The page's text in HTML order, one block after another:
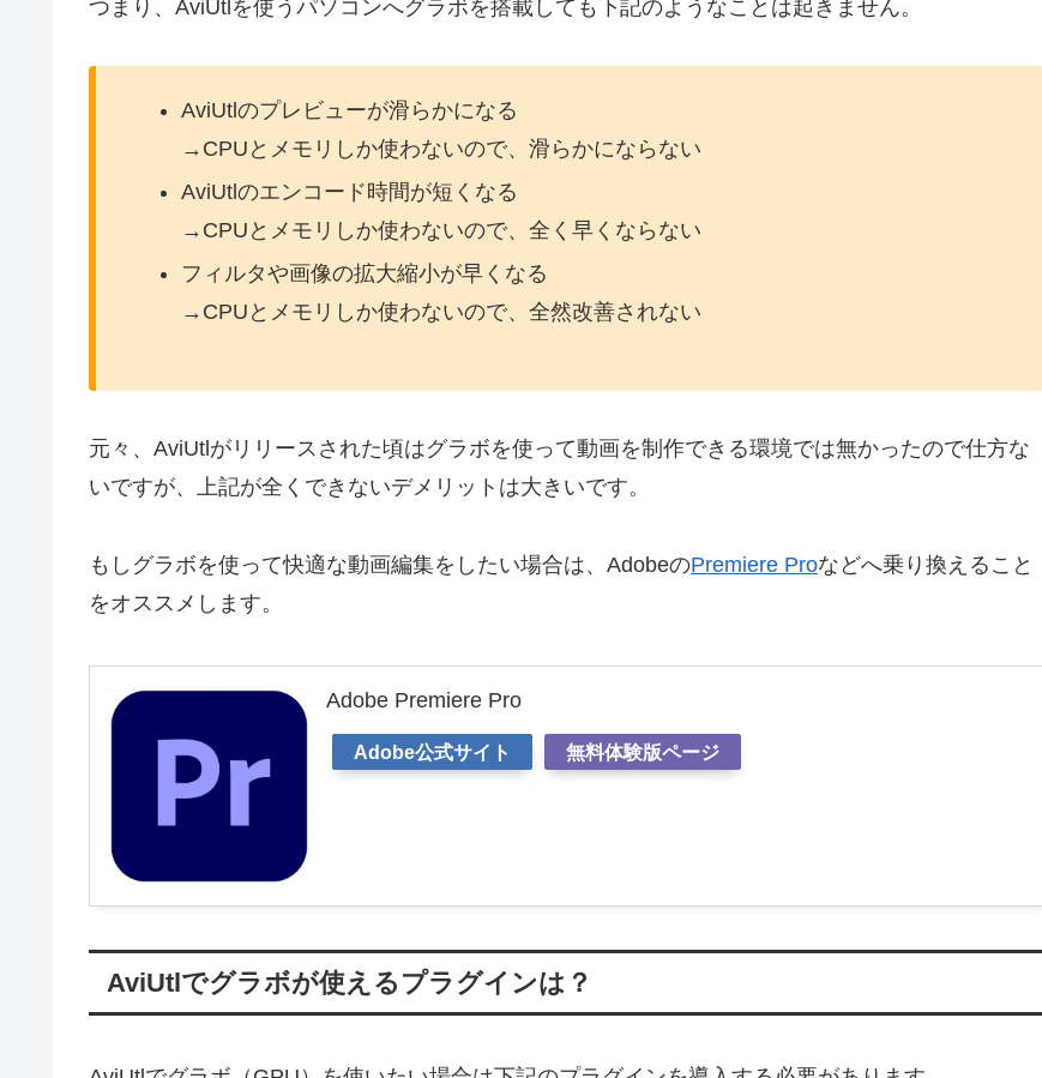
つまり、AviUtlを使うパソコンへグラボを搭載しても下記のようなことは起きません。
AviUtlのプレビューが滑らかになる
→CPUとメモリしか使わないので、滑らかにならない
AviUtlのエンコード時間が短くなる
→CPUとメモリしか使わないので、全く早くならない
フィルタや画像の拡大縮小が早くなる
→CPUとメモリしか使わないので、全然改善されない
元々、AviUtlがリリースされた頃はグラボを使って動画を制作できる環境では無かったので仕方な
いですが、上記が全くできないデメリットは大きいです。
もしグラボを使って快適な動画編集をしたい場合は、AdobeのPremiere Proなどへ乗り換えること
をオススメします。
Adobe Premiere Pro
Adobe公式サイト 無料体験版ページ
AviUtlでグラボが使えるプラグインは？